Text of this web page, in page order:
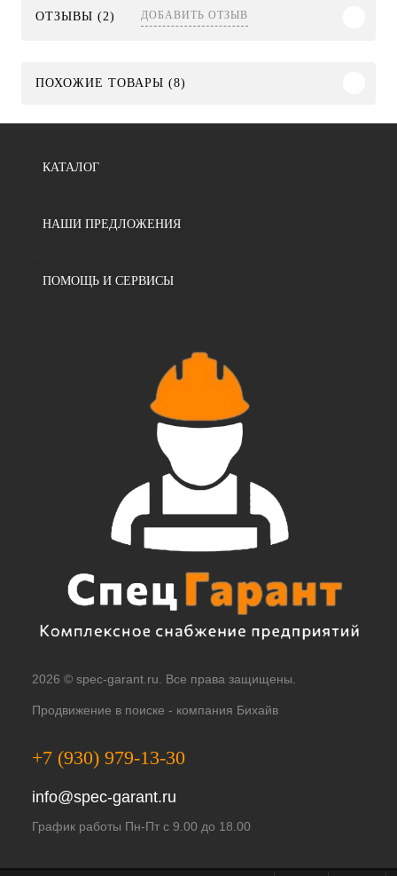
ОТЗЫВЫ (2) ДОБАВИТЬ ОТЗЫВ
ПОХОЖИЕ ТОВАРЫ (8)
КАТАЛОГ
НАШИ ПРЕДЛОЖЕНИЯ
ПОМОЩЬ И СЕРВИСЫ
2026 © spec-garant.ru. Все права защищены.
Продвижение в поиске - компания Бихайв
+7 (930) 979-13-30
info@spec-garant.ru
График работы Пн-Пт с 9.00 до 18.00